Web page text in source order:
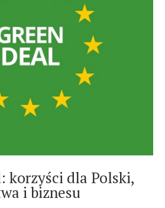
korzyści dla Polski,
i biznesu